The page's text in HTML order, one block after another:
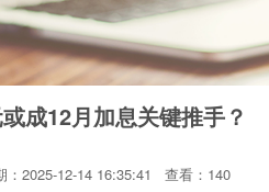
成12月加息关键推手？
：2025-12-14 16:35:41 查看：140